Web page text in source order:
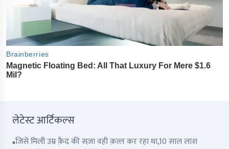
लेटेस्ट आर्टिकल्स
जिसे मिली उम्र क़ैद की सज़ा वही क़त्ल कर रहा था,10 साल लाश